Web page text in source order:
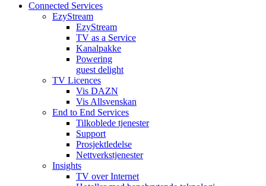
Connected Services
EzyStream
EzyStream
TV as a Service
Kanalpakke
Powering
guest delight
TV Licences
Vis DAZN
Vis Allsvenskan
End to End Services
Tilkoblede tjenester
Support
Prosjektledelse
Nettverkstjenester
Insights
TV over Internet